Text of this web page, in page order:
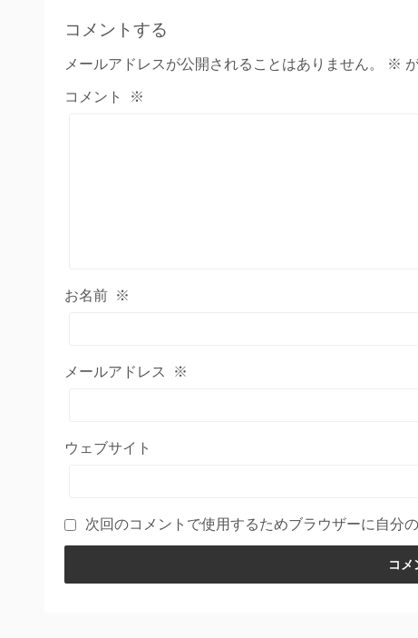
コメントする
メールアドレスが公開されることはありません。 ※
コメント ※
お名前 ※
メールアドレス ※
ウェブサイト
次回のコメントで使用するためブラウザーに自分